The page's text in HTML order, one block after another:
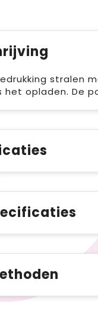
stralen
het opladen. De